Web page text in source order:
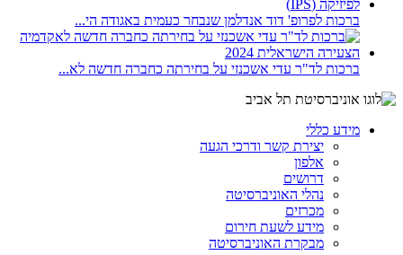
ברכות לפרופ' דוד אנדלמן שנבחר כעמית באגודה הי...
ברכות לד"ר עדי אשכנזי על בחירתה כחברה חדשה לא...
מידע כללי
יצירת קשר ודרכי הגעה
אלפון
דרושים
נהלי האוניברסיטה
מכרזים
מידע לשעת חירום
מבקרת האוניברסיטה